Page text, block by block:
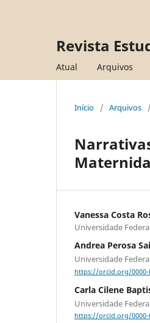
Revista
Atual Arquivos
Início / Arquivos /
Vanessa Costa
Universidade
Andrea Perosa
Universidade
https://orcid.org/0000-
Carla Cilene
Universidade
https://orcid.org/0000-